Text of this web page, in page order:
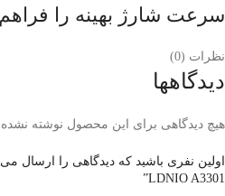
سرعت شارژ بهینه را
نظرات (0)
دیدگاهها
هیچ دیدگاهی برای این محصول نوشته
اولین نفری باشید که دیدگاهی را ارسال می
LDNIO A3301”